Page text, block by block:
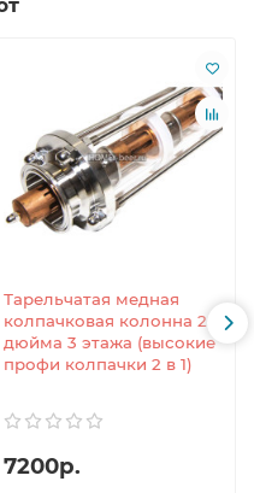
Тарельчатая медная
колпачковая колонна 2
дюйма 3 этажа (высокие
профи колпачки 2 в 1)
7200р.